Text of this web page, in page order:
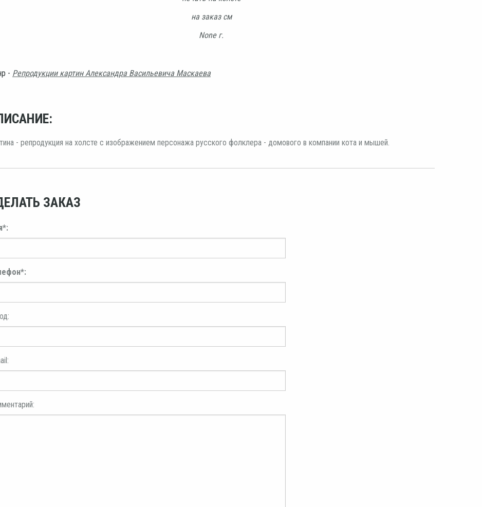
на заказ см
None г.
- Репродукции картин Александра Васильевича Маскаева
- репродукция на холсте с изображением персонажа русского фолклера - домового в компании кота и мышей.
ЗАКАЗ